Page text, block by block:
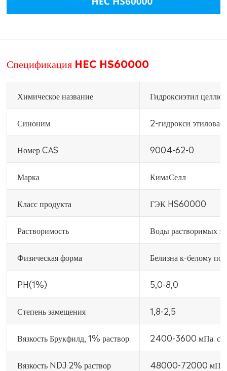
Спецификация HEC HS60000
Химическое название Гидроксиэтил
Синоним 2-гидрокси
Номер CAS 9004-62-0
Марка КимаСелл
Класс продукта ГЭК HS60000
Растворимость Воды растворимых
Физическая форма Белизна к-белому
PH(1%) 5,0-8,0
Степень замещения 1,8-2,5
Вязкость Брукфилд, 1% раствор 2400-3600 мПа. с
Вязкость NDJ 2% раствор 48000-72000 мПа.